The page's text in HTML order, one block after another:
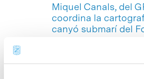
Miquel Canals, del
coordina la
canyó submarí del
Cartografiar el fons
funcionament dels
a la Mediterrània és